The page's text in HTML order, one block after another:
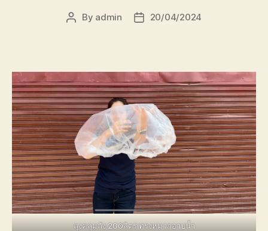
Post
By admin
Post20/04/2024
ถุงคลุมถัง 200ลิตร ทรงหมวกอาบน้ำ